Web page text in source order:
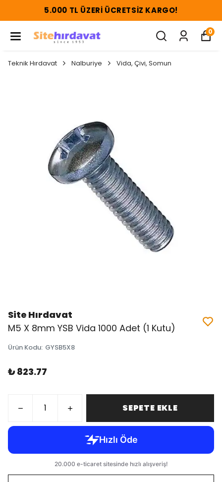
5.000 TL ÜZERI ÜCRETSIZ KARGO!
0
Teknik Hırdavat Nalburiye Vida, Çivi, Somun
Site Hırdavat
M5 X 8mm YSB Vida 1000 Adet (1 Kutu)
Ürün Kodu: GYSB5X8
₺ 823.77
SEPETE EKLE